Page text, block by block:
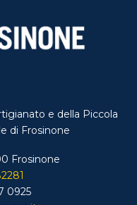
e della Piccola
di Frosinone
Frosinone
0925